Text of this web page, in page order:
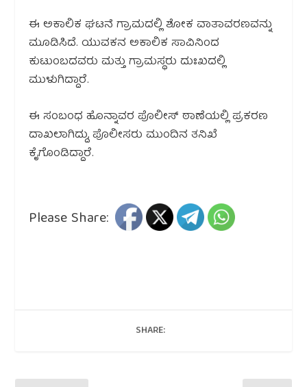
ಈ ಅಕಾಲಿಕ ಘಟನೆ ಗ್ರಾಮದಲ್ಲಿ ಶೋಕ ವಾತಾವರಣವನ್ನು
ಮೂಡಿಸಿದೆ. ಯುವಕನ ಅಕಾಲಿಕ ಸಾವಿನಿಂದ
ಕುಟುಂಬದವರು ಮತ್ತು ಗ್ರಾಮಸ್ಥರು ದುಃಖದಲ್ಲಿ
ಮುಳುಗಿದ್ದಾರೆ.
ಈ ಸಂಬಂಧ ಹೊನ್ನಾವರ ಪೊಲೀಸ್ ಠಾಣೆಯಲ್ಲಿ ಪ್ರಕರಣ
ದಾಖಲಾಗಿದ್ದು, ಪೊಲೀಸರು ಮುಂದಿನ ತನಿಖೆ
ಕೈಗೊಂಡಿದ್ದಾರೆ.
Please Share:
SHARE: